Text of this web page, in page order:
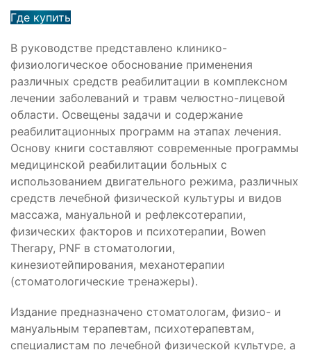
Где купить
В руководстве представлено клинико-
физиологическое обоснование применения
различных средств реабилитации в комплексном
лечении заболеваний и травм челюстно-лицевой
области. Освещены задачи и содержание
реабилитационных программ на этапах лечения.
Основу книги составляют современные программы
медицинской реабилитации больных с
использованием двигательного режима, различных
средств лечебной физической культуры и видов
массажа, мануальной и рефлексотерапии,
физических факторов и психотерапии, Bowen
Therapy, PNF в стоматологии,
кинезиотейпирования, механотерапии
(стоматологические тренажеры).
Издание предназначено стоматологам, физио- и
мануальным терапевтам, психотерапевтам,
специалистам по лечебной физической культуре, а